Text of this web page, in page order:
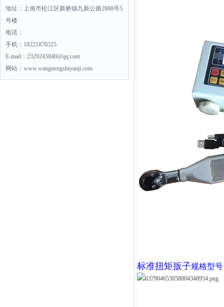
地址：上海市松江区新桥镇九新公路2888号5
号楼
电话：
手机：18221870325
E-mail：2329245040@qq.com
网站：www.wangnengshiyanji.com
标准扭矩扳子规格型号